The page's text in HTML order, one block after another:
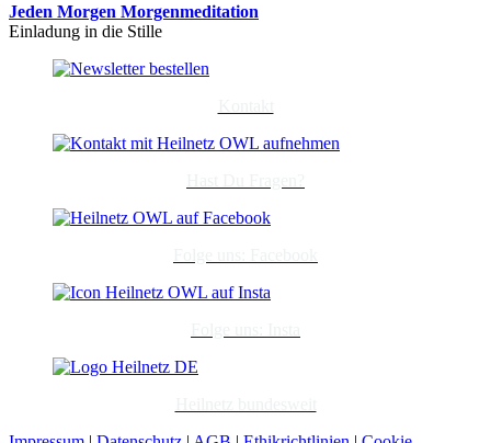
Jeden Morgen Morgenmeditation
Einladung in die Stille